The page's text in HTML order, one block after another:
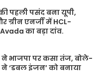
पहली पसंद बना यूपी,
एनर्जी में HCL-
का बड़ा दांव.
भाजपा पर कसा तंज, बोले-
‘डबल इंजन’ को बनाया